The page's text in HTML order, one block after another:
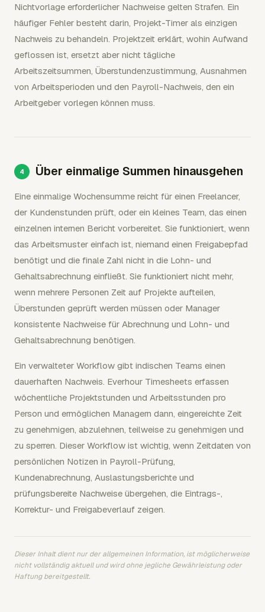
Nichtvorlage erforderlicher Nachweise gelten Strafen. Ein
häufiger Fehler besteht darin, Projekt-Timer als einzigen
Nachweis zu behandeln. Projektzeit erklärt, wohin Aufwand
geflossen ist, ersetzt aber nicht tägliche
Arbeitszeitsummen, Überstundenzustimmung, Ausnahmen
von Arbeitsperioden und den Payroll-Nachweis, den ein
Arbeitgeber vorlegen können muss.
Über einmalige Summen hinausgehen
Eine einmalige Wochensumme reicht für einen Freelancer,
der Kundenstunden prüft, oder ein kleines Team, das einen
einzelnen internen Bericht vorbereitet. Sie funktioniert, wenn
das Arbeitsmuster einfach ist, niemand einen Freigabepfad
benötigt und die finale Zahl nicht in die Lohn- und
Gehaltsabrechnung einfließt. Sie funktioniert nicht mehr,
wenn mehrere Personen Zeit auf Projekte aufteilen,
Überstunden geprüft werden müssen oder Manager
konsistente Nachweise für Abrechnung und Lohn- und
Gehaltsabrechnung benötigen.
Ein verwalteter Workflow gibt indischen Teams einen
dauerhaften Nachweis. Everhour Timesheets erfassen
wöchentliche Projektstunden und Arbeitsstunden pro
Person und ermöglichen Managern dann, eingereichte Zeit
zu genehmigen, abzulehnen, teilweise zu genehmigen und
zu sperren. Dieser Workflow ist wichtig, wenn Zeitdaten von
persönlichen Notizen in Payroll-Prüfung,
Kundenabrechnung, Auslastungsberichte und
prüfungsbereite Nachweise übergehen, die Eintrags-,
Korrektur- und Freigabeverlauf zeigen.
Dieser Inhalt dient nur der allgemeinen Information, ist möglicherweise
nicht vollständig aktuell und wird ohne jegliche Gewährleistung oder
Haftung bereitgestellt.